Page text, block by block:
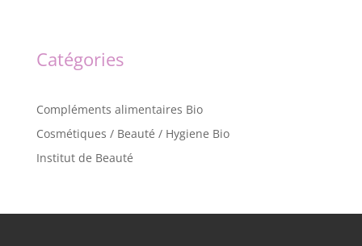
Catégories
Compléments alimentaires Bio
Cosmétiques / Beauté / Hygiene Bio
Institut de Beauté